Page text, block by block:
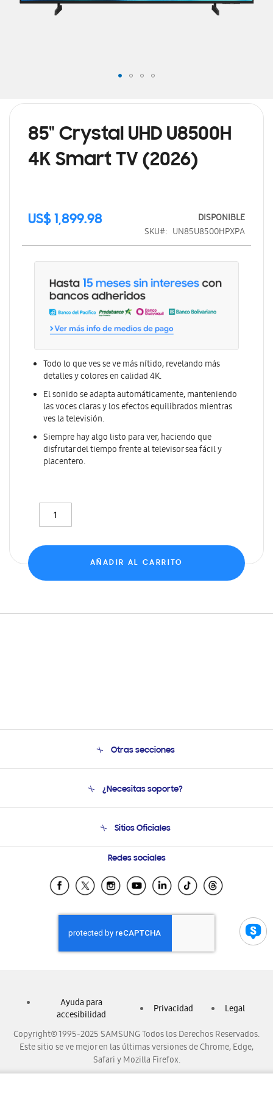
85" Crystal UHD U8500H
4K Smart TV (2026)
US$ 1,899.98
DISPONIBLE
SKU
UN85U8500HPXPA
Todo lo que ves se ve más nítido, revelando más
detalles y colores en calidad 4K.
El sonido se adapta automáticamente, manteniendo
las voces claras y los efectos equilibrados mientras
ves la televisión.
Siempre hay algo listo para ver, haciendo que
disfrutar del tiempo frente al televisor sea fácil y
placentero.
AÑADIR AL CARRITO
comienzo
galería
Otras secciones
Soporte
Condiciones de Compra
¿Necesitas soporte?
Soporte vía eMail
Preguntas Frecuentes
Sitios Oficiales
Samsung Costa Rica
Samsung Ecuador
Samsung El Salvador
Samsung Guatemala
Samsung Honduras
Samsung Nicaragua
Samsung Venezuela
Redes sociales
Copyright© 1995-2025 SAMSUNG Todos los Derechos Reservados.
Este sitio se ve mejor en las últimas versiones de Chrome, Edge,
Safari y Mozilla Firefox.
Ayuda para
accesibilidad
Privacidad Legal